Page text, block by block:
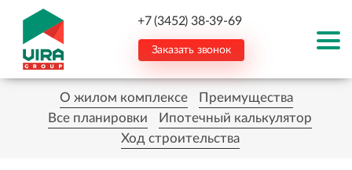
+7 (3452) 38-39-69
Заказать звонок
О жилом комплексе
Преимущества
Все планировки
Ипотечный калькулятор
Ход строительства